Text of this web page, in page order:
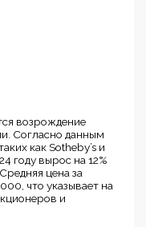
возрождение
Согласно данным
как Sotheby’s и
году вырос на 12%
цена за
что указывает на
и